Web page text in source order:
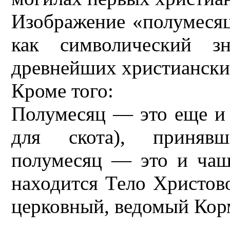
Изображение
как символический
древнейших
Кроме того:
Полумесяц — это еще и
для скота),
полумесяц — это и
находится Тело
церковный, ведомый